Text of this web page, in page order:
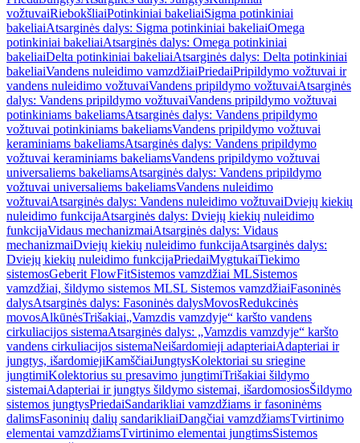
vožtuvaiRiebokšliaiPotinkiniai bakeliaiSigma potinkiniai
bakeliaiAtsarginės dalys: Sigma potinkiniai bakeliaiOmega
potinkiniai bakeliaiAtsarginės dalys: Omega potinkiniai
bakeliaiDelta potinkiniai bakeliaiAtsarginės dalys: Delta potinkiniai
bakeliaiVandens nuleidimo vamzdžiaiPriedaiPripildymo vožtuvai ir
vandens nuleidimo vožtuvaiVandens pripildymo vožtuvaiAtsarginės
dalys: Vandens pripildymo vožtuvaiVandens pripildymo vožtuvai
potinkiniams bakeliamsAtsarginės dalys: Vandens pripildymo
vožtuvai potinkiniams bakeliamsVandens pripildymo vožtuvai
keraminiams bakeliamsAtsarginės dalys: Vandens pripildymo
vožtuvai keraminiams bakeliamsVandens pripildymo vožtuvai
universaliems bakeliamsAtsarginės dalys: Vandens pripildymo
vožtuvai universaliems bakeliamsVandens nuleidimo
vožtuvaiAtsarginės dalys: Vandens nuleidimo vožtuvaiDviejų kiekių
nuleidimo funkcijaAtsarginės dalys: Dviejų kiekių nuleidimo
funkcijaVidaus mechanizmaiAtsarginės dalys: Vidaus
mechanizmaiDviejų kiekių nuleidimo funkcijaAtsarginės dalys:
Dviejų kiekių nuleidimo funkcijaPriedaiMygtukaiTiekimo
sistemosGeberit FlowFitSistemos vamzdžiai MLSistemos
vamzdžiai, šildymo sistemos MLSL Sistemos vamzdžiaiFasoninės
dalysAtsarginės dalys: Fasoninės dalysMovosRedukcinės
movosAlkūnėsTrišakiai„Vamzdis vamzdyje“ karšto vandens
cirkuliacijos sistemaAtsarginės dalys: „Vamzdis vamzdyje“ karšto
vandens cirkuliacijos sistemaNeišardomieji adapteriaiAdapteriai ir
jungtys, išardomiejiKamščiaiJungtysKolektoriai su sriegine
jungtimiKolektorius su presavimo jungtimiTrišakiai šildymo
sistemaiAdapteriai ir jungtys šildymo sistemai, išardomosiosŠildymo
sistemos jungtysPriedaiSandarikliai vamzdžiams ir fasoninėms
dalimsFasoninių dalių sandarikliaiDangčiai vamzdžiamsTvirtinimo
elementai vamzdžiamsTvirtinimo elementai jungtimsSistemos